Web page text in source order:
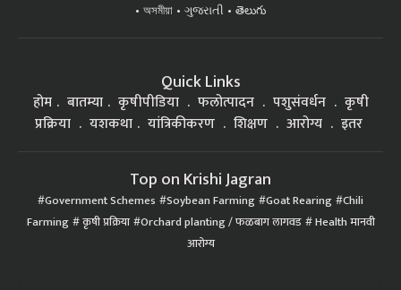
অসমীয়া
ગુજરાતી తెలుగు
Quick Links
होम बातम्या कृषीपीडिया फलोत्पादन पशुसंवर्धन
कृषी
प्रक्रिया
यशकथा यांत्रिकीकरण शिक्षण आरोग्य इतर
Top on Krishi Jagran
Government Schemes Soybean Farming Goat Rearing Chili
Farming कृषी प्रक्रिया Orchard planting / फळबाग लागवड Health मानवी
आरोग्य